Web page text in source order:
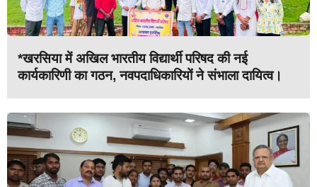
*खरसिया में अखिल भारतीय विद्यार्थी परिषद की नई
कार्यकारिणी का गठन, नवपदाधिकारियों ने संभाला दायित्व।